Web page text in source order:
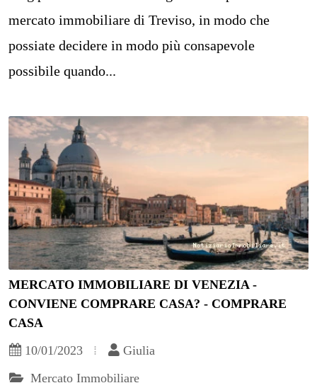
mercato immobiliare di Treviso, in modo che
possiate decidere in modo più consapevole
possibile quando...
MERCATO IMMOBILIARE DI VENEZIA -
CONVIENE COMPRARE CASA? - COMPRARE
CASA
10/01/2023
Giulia
Mercato Immobiliare